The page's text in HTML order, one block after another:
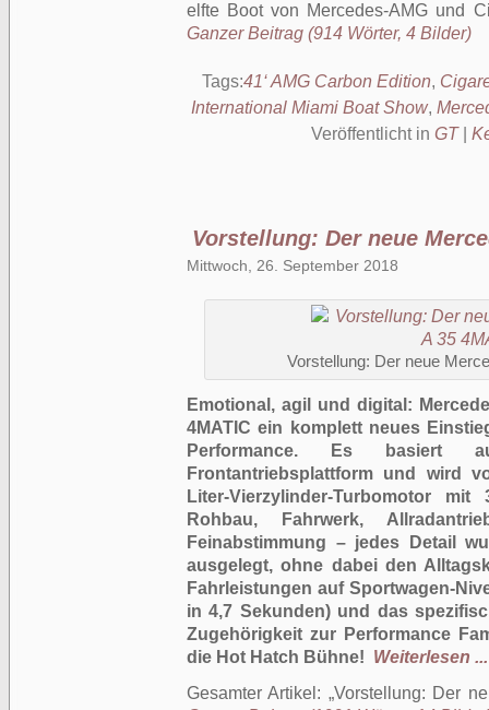
elfte Boot von Mercedes-AMG und
Ganzer Beitrag (914 Wörter, 4 Bilder)
Tags:41‘ AMG Carbon Edition,
International Miami Boat Show,
Veröffentlicht in GT|
Vorstellung: Der neue
Mittwoch, 26. September 2018
Vorstellung: Der neue
Emotional, agil und digital:
4MATIC ein komplett neues
Performance. Es basiert
Frontantriebsplattform und wird
Liter-Vierzylinder-Turbomotor
Rohbau, Fahrwerk,
Feinabstimmung – jedes Detail
ausgelegt, ohne dabei den
Fahrleistungen auf Sportwagen-
in 4,7 Sekunden) und das
Zugehörigkeit zur Performance
die Hot Hatch Bühne! Weiterlesen ...
Gesamter Artikel:
Vorstellung: Der